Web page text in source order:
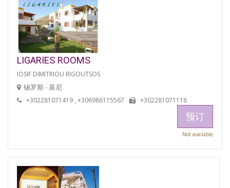
LIGARIES ROOMS
IOSIF DIMITRIOU RIGOUTSOS
锡罗斯 - 基尼
+302281071419 , +306986115567 +302281071118
预订
Not available